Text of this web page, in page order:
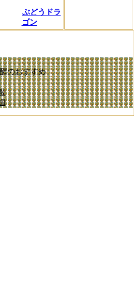
ぶどうドラ
ゴン
のおすすめ